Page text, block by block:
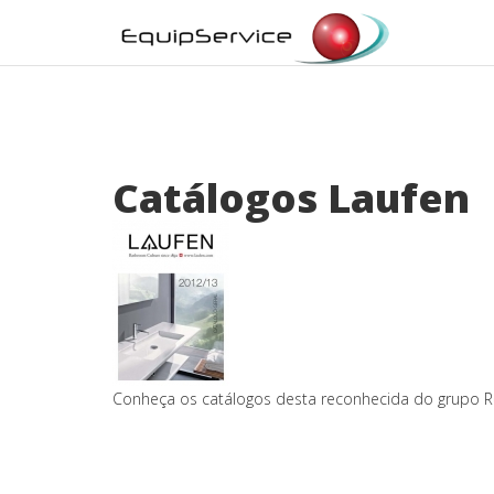
Catálogos Laufen
Conheça os catálogos desta reconhecida do grupo